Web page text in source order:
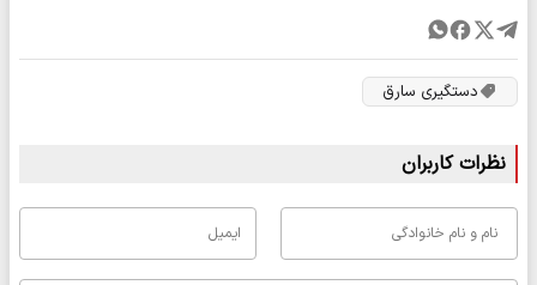
دستگیری سارق
نظرات کاربران